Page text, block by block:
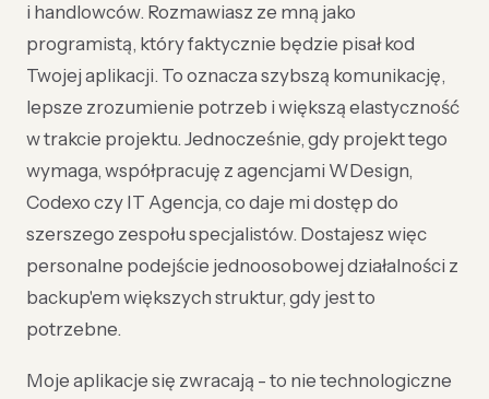
i handlowców. Rozmawiasz ze mną jako
programistą, który faktycznie będzie pisał kod
Twojej aplikacji. To oznacza szybszą komunikację,
lepsze zrozumienie potrzeb i większą elastyczność
w trakcie projektu. Jednocześnie, gdy projekt tego
wymaga, współpracuję z agencjami WDesign,
Codexo czy IT Agencja, co daje mi dostęp do
szerszego zespołu specjalistów. Dostajesz więc
personalne podejście jednoosobowej działalności z
backup'em większych struktur, gdy jest to
potrzebne.
Moje aplikacje się zwracają - to nie technologiczne